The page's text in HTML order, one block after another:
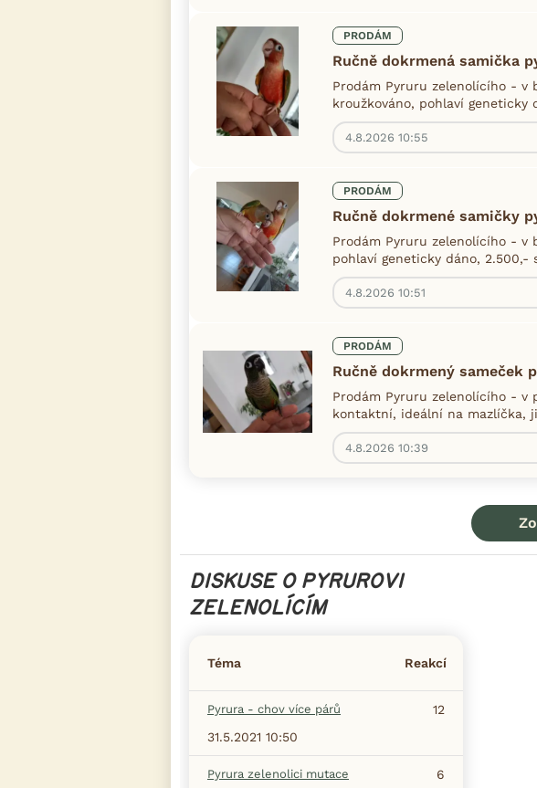
PRODÁM
Ručně dokrmená samička
Prodám Pyruru zelenolícího - v
kroužkováno, pohlaví
4.8.2026 10:55
PRODÁM
Ručně dokrmené samičky
Prodám Pyruru zelenolícího - v
pohlaví geneticky dáno,
4.8.2026 10:51
PRODÁM
Ručně dokrmený sameček
Prodám Pyruru zelenolícího - v
kontaktní, ideální na mazlíčka,
4.8.2026 10:39
DISKUSE O PYRUROVI
ZELENOLÍCÍM
Téma Reakcí
Pyrura - chov více párů
12
31.5.2021 10:50
Pyrura zelenolici mutace
6